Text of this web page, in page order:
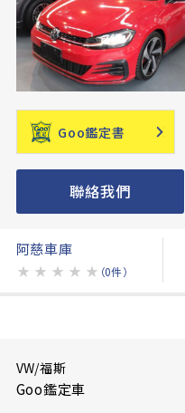
Goo鑑定書
聯絡我們
阿慈車庫
★ ★ ★ ★ ★ （0件）
VW/福斯
Goo鑑定車